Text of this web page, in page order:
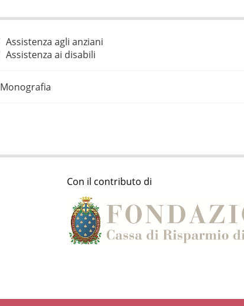
Assistenza agli anziani
Assistenza ai disabili
Con il contributo di